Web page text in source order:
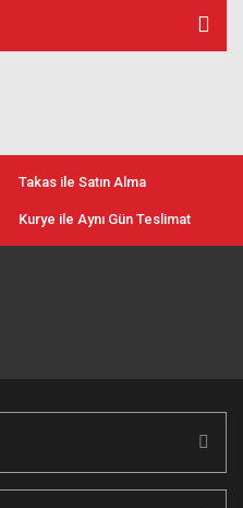
Takas ile Satın Alma
Kurye ile Aynı Gün Teslimat